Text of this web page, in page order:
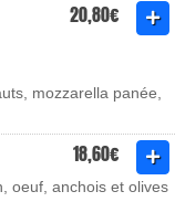
20,80€
mozzarella panée,
18,60€
oeuf, anchois et olives